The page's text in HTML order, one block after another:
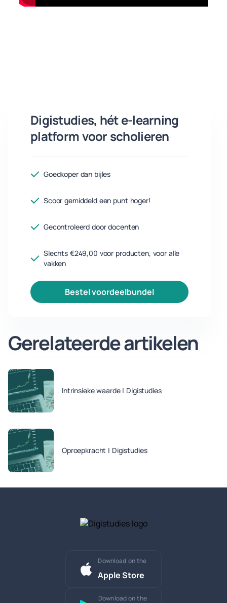
Digistudies, hét e-learning
platform voor scholieren
Goedkoper dan bijles
Scoor gemiddeld een punt hoger!
Gecontroleerd door docenten
Slechts €249,00 voor producten, voor alle
vakken
bestel voordeelbundel
Gerelateerde artikelen
Intrinsieke waarde | Digistudies
Oproepkracht | Digistudies
Download on the
Apple Store
Download on the